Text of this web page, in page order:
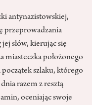
antynazistowskiej,
przeprowadzania
słów, kierując się
położonego
szlaku, którego
razem z resztą
oceniając swoje